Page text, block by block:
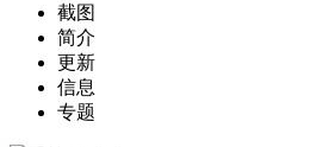
截图
简介
更新
信息
专题